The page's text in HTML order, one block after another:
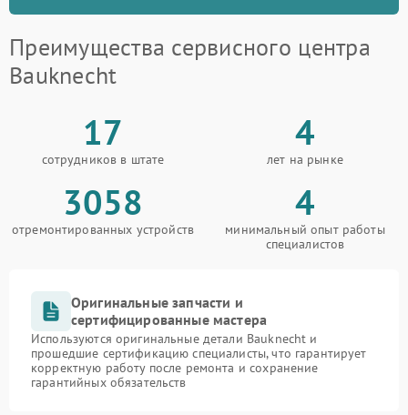
Преимущества сервисного центра
Bauknecht
17
сотрудников в штате
4
лет на рынке
3058
отремонтированных устройств
4
минимальный опыт работы
специалистов
Оригинальные запчасти и
сертифицированные мастера
Используются оригинальные детали Bauknecht и
прошедшие сертификацию специалисты, что гарантирует
корректную работу после ремонта и сохранение
гарантийных обязательств